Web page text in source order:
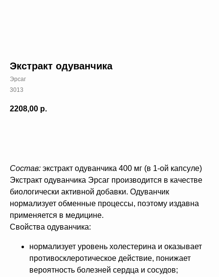
Экстракт одуванчика
Эрсаг
3013
2208,00 р.
Состав: экстракт одуванчика 400 мг (в 1-ой капсуле)
Экстракт одуванчика Эрсаг производится в качестве
биологически активной добавки. Одуванчик
нормализует обменные процессы, поэтому издавна
применяется в медицине.
Свойства одуванчика:
нормализует уровень холестерина и оказывает
противосклеротическое действие, понижает
вероятность болезней сердца и сосудов;